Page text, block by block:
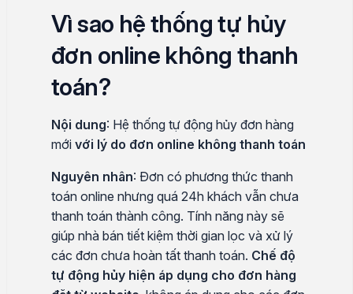
Vì sao hệ thống tự hủy
đơn online không thanh
toán?
Nội dung: Hệ thống tự động hủy đơn hàng
mới với lý do đơn online không thanh toán
Nguyên nhân: Đơn có phương thức thanh
toán online nhưng quá 24h khách vẫn chưa
thanh toán thành công. Tính năng này sẽ
giúp nhà bán tiết kiệm thời gian lọc và xử lý
các đơn chưa hoàn tất thanh toán. Chế độ
tự động hủy hiện áp dụng cho đơn hàng